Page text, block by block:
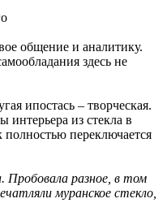
общение и аналитику.
здесь не
ипостась – творческая.
интерьера из стекла в
полностью переключается
Пробовала разное, в том
муранское стекло,